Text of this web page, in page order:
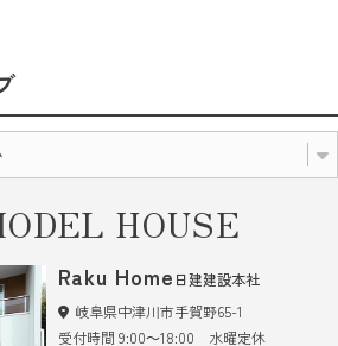
HOUSE
Raku Home 日建建設本社
岐阜県中津川市手賀野65-1
受付時間 9:00～18:00 水曜定休